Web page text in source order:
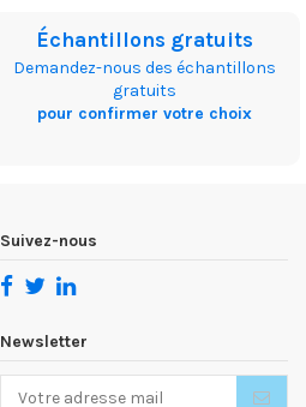
Échantillons gratuits
Demandez-nous des échantillons
gratuits
pour confirmer votre choix
Suivez-nous
Newsletter